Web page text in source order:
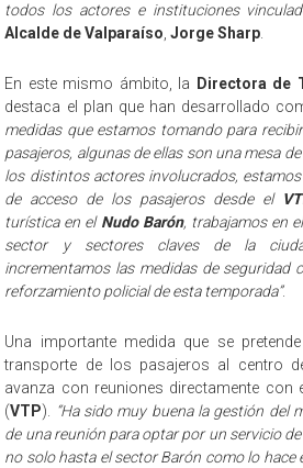
todos los actores e instituciones
Alcalde de Valparaíso,Jorge Sharp.
En este mismo ámbito, la Directora de
destaca el plan que han desarrollado
medidas que estamos tomando para
pasajeros, algunas de ellas son una mesa
los distintos actores involucrados,
de acceso de los pasajeros desde el
turística en el Nudo Barón, trabajamos en
sector y sectores claves de la
incrementamos las medidas de seguridad
reforzamiento policial de esta temporada”.
Una importante medida que se
transporte de los pasajeros al centro
avanza con reuniones directamente con
(VTP). “Ha sido muy buena la gestión del
de una reunión para optar por un servicio
no solo hasta el sector Barón como lo hace